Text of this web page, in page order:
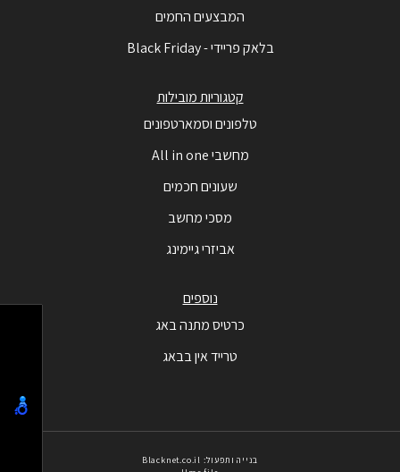
המבצעים החמים
בלאק פריידי - Black Friday
קטגוריות מובילות
טלפונים וסמארטפונים
מחשבי All in one
שעונים חכמים
מסכי מחשב
אביזרי גיימינג
נוספים
כרטיס מתנה באג
טרייד אין בבאג
בנייה ותפעול: Blacknet.co.il